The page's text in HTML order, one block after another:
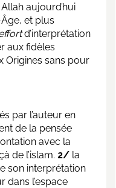
aujourd’hui
et plus
d’interprétation
aux fidèles
Origines sans pour
par l’auteur en
de la pensée
avec la
de l’islam. 2/ la
son interprétation
dans l’espace